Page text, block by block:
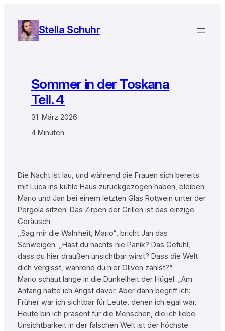
Inhalt
springen
Stella Schuhr
Sommer in der Toskana
Teil. 4
31. März 2026
4 Minuten
Die Nacht ist lau, und während die Frauen sich bereits
mit Luca ins kühle Haus zurückgezogen haben, bleiben
Mario und Jan bei einem letzten Glas Rotwein unter der
Pergola sitzen. Das Zirpen der Grillen ist das einzige
Geräusch.
„Sag mir die Wahrheit, Mario“, bricht Jan das
Schweigen. „Hast du nachts nie Panik? Das Gefühl,
dass du hier draußen unsichtbar wirst? Dass die Welt
dich vergisst, während du hier Oliven zählst?“
Mario schaut lange in die Dunkelheit der Hügel. „Am
Anfang hatte ich Angst davor. Aber dann begriff ich:
Früher war ich sichtbar für Leute, denen ich egal war.
Heute bin ich präsent für die Menschen, die ich liebe.
Unsichtbarkeit in der falschen Welt ist der höchste